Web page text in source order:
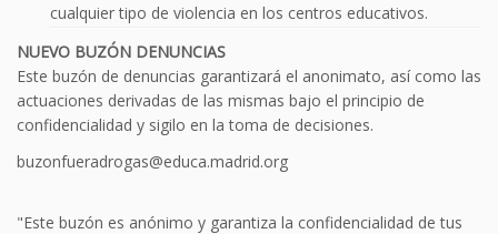
cualquier tipo de violencia en los centros educativos.
NUEVO BUZÓN DENUNCIAS
Este buzón de denuncias garantizará el anonimato, así como las
actuaciones derivadas de las mismas bajo el principio de
confidencialidad y sigilo en la toma de decisiones.
buzonfueradrogas@educa.madrid.org
"Este buzón es anónimo y garantiza la confidencialidad de tus